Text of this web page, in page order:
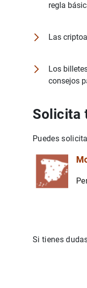
regla
Las
Los
consejos
Solicita
Puedes
Si tienes